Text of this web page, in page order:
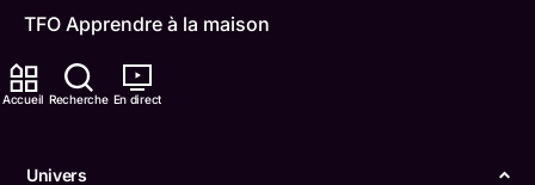
Accueil Recherche En direct
Univers
TFO Apprendre à la maison
Comment nous capter